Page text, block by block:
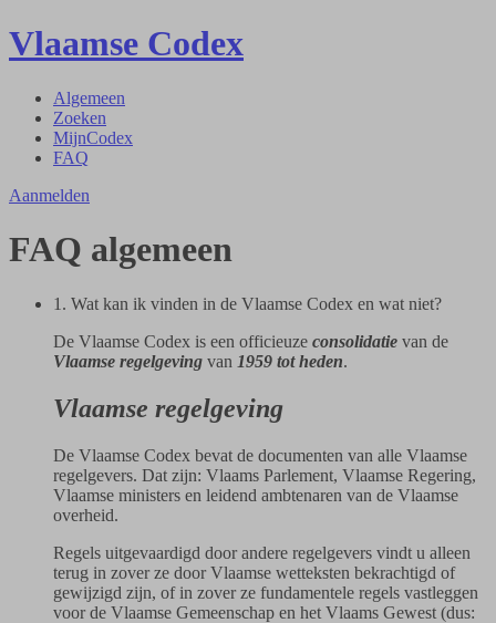
Vlaamse Codex
Algemeen
Zoeken
MijnCodex
FAQ
Aanmelden
FAQ algemeen
1. Wat kan ik vinden in de Vlaamse Codex en wat niet?
De Vlaamse Codex is een officieuze consolidatie van de
Vlaamse regelgeving van 1959 tot heden.
Vlaamse regelgeving
De Vlaamse Codex bevat de documenten van alle Vlaamse
regelgevers. Dat zijn: Vlaams Parlement, Vlaamse Regering,
Vlaamse ministers en leidend ambtenaren van de Vlaamse
overheid.
Regels uitgevaardigd door andere regelgevers vindt u alleen
terug in zover ze door Vlaamse wetteksten bekrachtigd of
gewijzigd zijn, of in zover ze fundamentele regels vastleggen
voor de Vlaamse Gemeenschap en het Vlaams Gewest (dus: